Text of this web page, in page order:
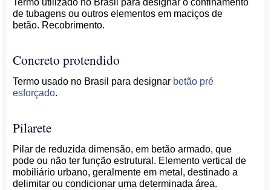
Termo utilizado no Brasil para designar o confinamento
de tubagens ou outros elementos em maciços de
betão. Recobrimento.
Concreto protendido
Termo usado no Brasil para designar betão pré
esforçado.
Pilarete
Pilar de reduzida dimensão, em betão armado, que
pode ou não ter função estrutural. Elemento vertical de
mobiliário urbano, geralmente em metal, destinado a
delimitar ou condicionar uma determinada área.